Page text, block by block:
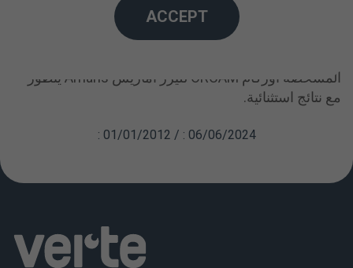
الجراحية، ونتمكن من تصحيح النظر مع تعزيز كروية
القرنية فإننا، في نفس الوقت، ننشئ نظاما بصريا من نوع
المشخصة أوركام ORCAM لليزر أماريس Amaris يتطور
مع نتائج استثنائية.
: 01/01/2012 / : 06/06/2024
ACCEPT